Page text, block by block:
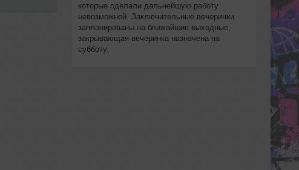
которые сделали дальнейшую работу
невозможной. Заключительные вечеринки
запланированы на ближайшие выходные,
закрывающая вечеринка назначена на
субботу.